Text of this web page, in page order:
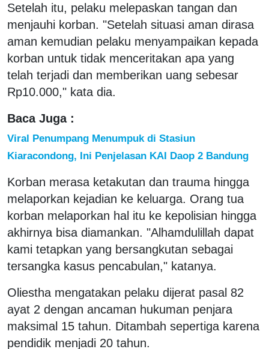
Setelah itu, pelaku melepaskan tangan dan
menjauhi korban. "Setelah situasi aman dirasa
aman kemudian pelaku menyampaikan kepada
korban untuk tidak menceritakan apa yang
telah terjadi dan memberikan uang sebesar
Rp10.000," kata dia.
Baca Juga :
Viral Penumpang Menumpuk di Stasiun
Kiaracondong, Ini Penjelasan KAI Daop 2 Bandung
Korban merasa ketakutan dan trauma hingga
melaporkan kejadian ke keluarga. Orang tua
korban melaporkan hal itu ke kepolisian hingga
akhirnya bisa diamankan. "Alhamdulillah dapat
kami tetapkan yang bersangkutan sebagai
tersangka kasus pencabulan," katanya.
Oliestha mengatakan pelaku dijerat pasal 82
ayat 2 dengan ancaman hukuman penjara
maksimal 15 tahun. Ditambah sepertiga karena
pendidik menjadi 20 tahun.